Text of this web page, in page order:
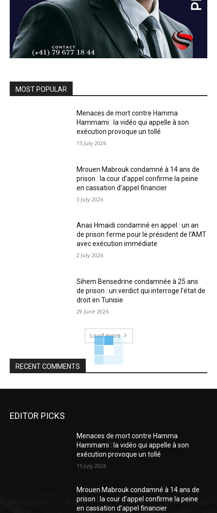
MOST POPULAR
Menaces de mort contre Hamma
Hammami : la vidéo qui appelle à son
exécution provoque un tollé
15 July 2026
Mrouen Mabrouk condamné à 14 ans de
prison : la cour d’appel confirme la peine
en cassation d’appel financier
3 July 2026
Anas Hmaidi condamné en appel : un an
de prison ferme pour le président de l’AMT
avec exécution immédiate
2 July 2026
Sihem Bensedrine condamnée à 25 ans
de prison : un verdict qui interroge l’état de
droit en Tunisie
29 June 2026
Load more
RECENT COMMENTS
EDITOR PICKS
Menaces de mort contre Hamma
Hammami : la vidéo qui appelle à son
exécution provoque un tollé
15 July 2026
Mrouen Mabrouk condamné à 14 ans de
prison : la cour d’appel confirme la peine
en cassation d’appel financier